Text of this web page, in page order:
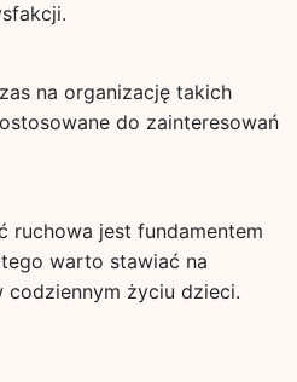
na organizację takich
do zainteresowań
ruchowa jest fundamentem
warto stawiać na
życiu dzieci.